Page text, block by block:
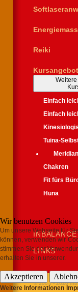
Reiki
Einfach
Einfach
Tuina-
Chakren
Fit fürs
Huna
LINKS
© 2008 - 2026
Wir benutzen Cookies
Um unsere Webseite für
können, verwenden wir
stimmen Sie der
erhalten Sie in unserer.
Akzeptieren
Weitere Informationen